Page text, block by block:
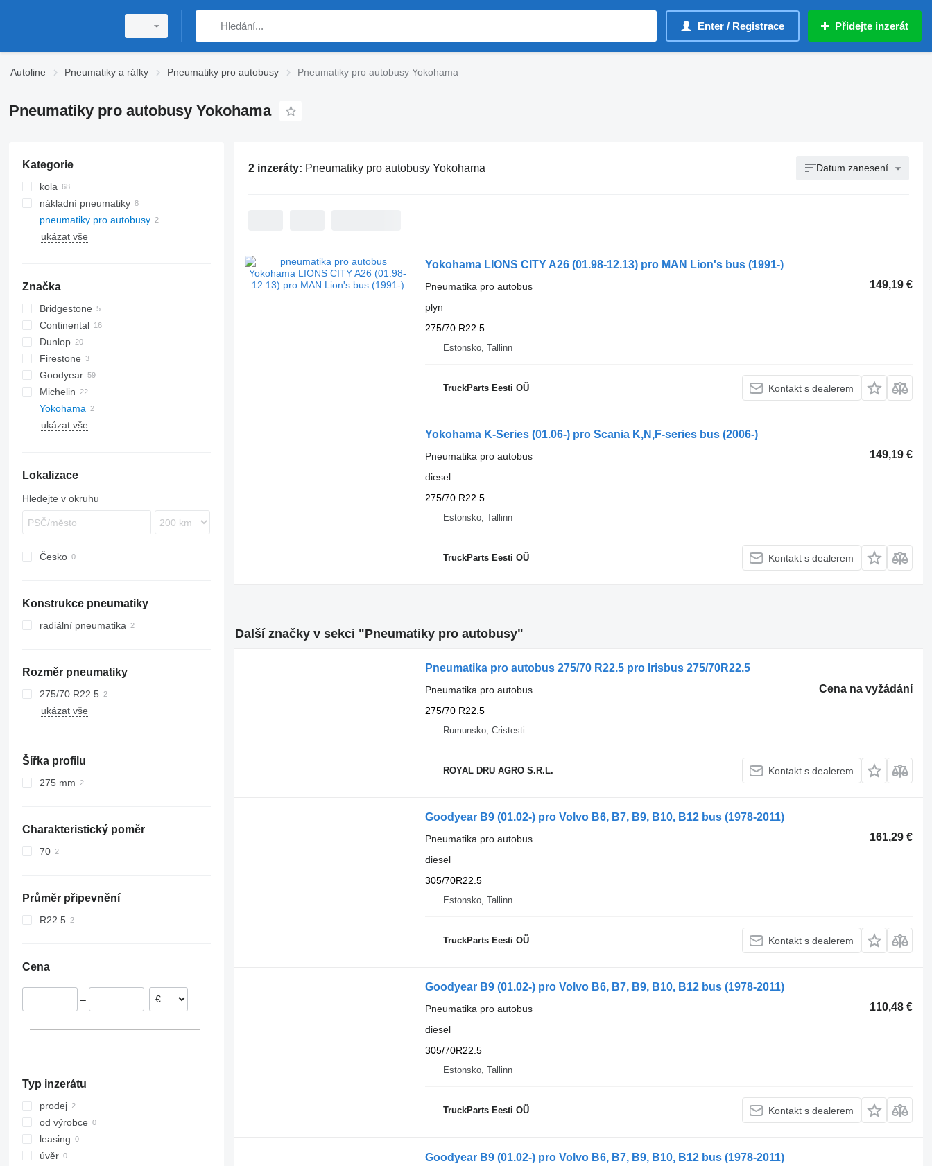
Enter / Registrace Přidejte inzerát
Autoline Pneumatiky a ráfky Pneumatiky pro autobusy Pneumatiky pro autobusy Yokohama
Pneumatiky pro autobusy Yokohama
Kategorie
kola
nákladní pneumatiky
pneumatiky pro autobusy
ukázat vše
Značka
Bridgestone
Continental
Dunlop
Firestone
Goodyear
Michelin
B-series
Yokohama
ukázat vše
Lokalizace
Hledejte v okruhu
Česko
Konstrukce pneumatiky
radiální pneumatika
Rozměr pneumatiky
275/70 R22.5
ukázat vše
Šířka profilu
275 mm
Charakteristický poměr
70
Průměr připevnění
R22.5
Cena
–
Typ inzerátu
prodej
od výrobce
leasing
úvěr
2 inzeráty: Pneumatiky pro autobusy Yokohama Datum zanesení
Yokohama LIONS CITY A26 (01.98-12.13) pro MAN Lion's bus (1991-)
149,19 €
Pneumatika pro autobus
plyn
275/70 R22.5
Estonsko, Tallinn
TruckParts Eesti OÜ Kontakt s dealerem
Yokohama K-Series (01.06-) pro Scania K,N,F-series bus (2006-)
149,19 €
Pneumatika pro autobus
diesel
275/70 R22.5
Estonsko, Tallinn
TruckParts Eesti OÜ Kontakt s dealerem
Další značky v sekci "Pneumatiky pro autobusy"
Pneumatika pro autobus 275/70 R22.5 pro Irisbus 275/70R22.5
Cena na vyžádání
Pneumatika pro autobus
275/70 R22.5
Rumunsko, Cristesti
ROYAL DRU AGRO S.R.L. Kontakt s dealerem
Goodyear B9 (01.02-) pro Volvo B6, B7, B9, B10, B12 bus (1978-2011)
161,29 €
Pneumatika pro autobus
diesel
305/70R22.5
Estonsko, Tallinn
TruckParts Eesti OÜ Kontakt s dealerem
Goodyear B9 (01.02-) pro Volvo B6, B7, B9, B10, B12 bus (1978-2011)
110,48 €
Pneumatika pro autobus
diesel
305/70R22.5
Estonsko, Tallinn
TruckParts Eesti OÜ Kontakt s dealerem
Goodyear B9 (01.02-) pro Volvo B6, B7, B9, B10, B12 bus (1978-2011)